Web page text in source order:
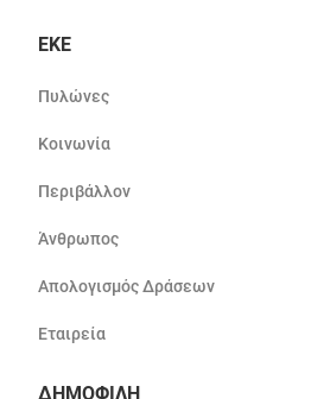
ΕΚΕ
Πυλώνες
Κοινωνία
Περιβάλλον
Άνθρωπος
Απολογισμός Δράσεων
Εταιρεία
ΔΗΜΟΦΙΛΗ